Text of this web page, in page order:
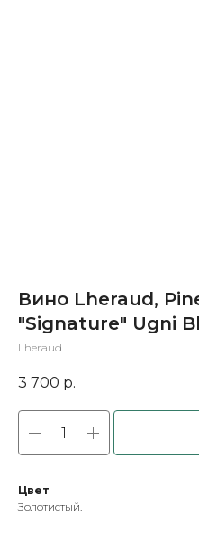
Вино Lheraud,
"Signature" Ugni
Lheraud
3 700 р.
Цвет
Золотистый.